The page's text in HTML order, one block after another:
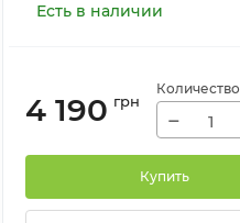
Есть в наличии
4 190 грн
Количество
−
Купить